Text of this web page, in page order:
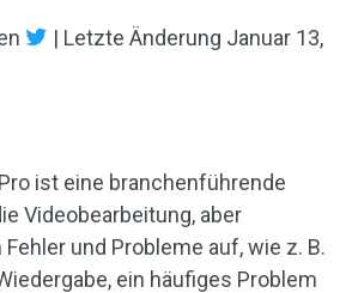
anpassen/umkehren
Zuschneiden
| Letzte Änderung Januar 13,
ist eine branchenführende
Videobearbeitung, aber
und Probleme auf, wie z. B.
ein häufiges Problem